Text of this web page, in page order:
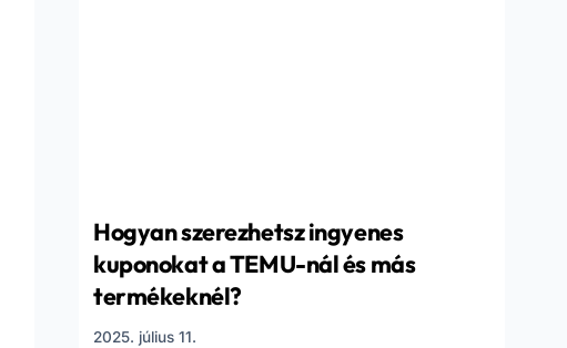
Hogyan szerezhetsz ingyenes
kuponokat a TEMU-nál és más
termékeknél?
2025. július 11.